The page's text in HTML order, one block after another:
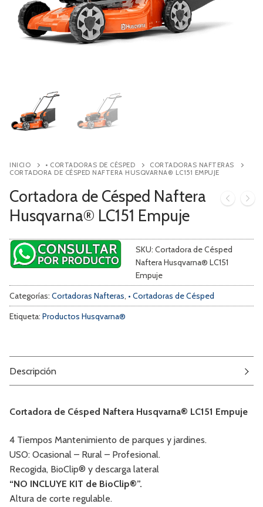
Contacto
Búsqueda
INICIO • CORTADORAS DE CÉSPED
CORTADORAS NAFTERAS
CORTADORA DE CÉSPED NAFTERA HUSQVARNA® LC151 EMPUJE
Cortadora de Césped Naftera
Husqvarna® LC151 Empuje
SKU: Cortadora de Césped
Naftera Husqvarna® LC151
Empuje
Categorías: Cortadoras Nafteras, • Cortadoras de Césped
Etiqueta: Productos Husqvarna®
Descripción
Cortadora de Césped Naftera Husqvarna® LC151 Empuje
4 Tiempos Mantenimiento de parques y jardines.
USO: Ocasional – Rural – Profesional.
Recogida, BioClip® y descarga lateral
“NO INCLUYE KIT de BioClip®”.
Altura de corte regulable.